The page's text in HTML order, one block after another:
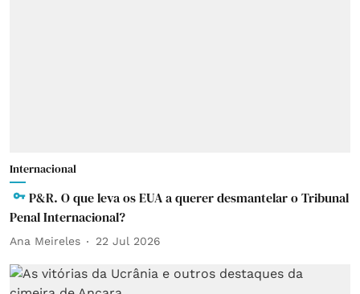
Internacional
P&R. O que leva os EUA a querer desmantelar o Tribunal
Penal Internacional?
Ana Meireles 22 Jul 2026